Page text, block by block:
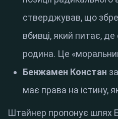
стверджував, що
вбивці, який питає,
родина. Це
Бенжамен Констан
має права на істину,
Штайнер пропонує шлях